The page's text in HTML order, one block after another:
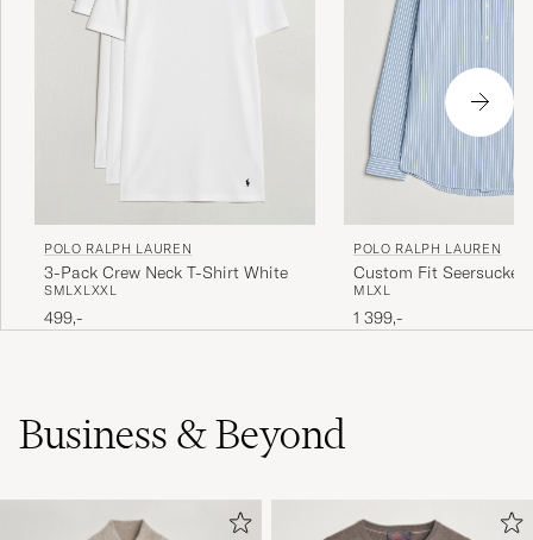
POLO RALPH LAUREN
3-Pack Crew Neck T-Shirt White
SMLXLXXL
499,-
POLO RALPH LAUREN
Custom Fit
Stripe Shirt Blue
M LXL
1 399,-
Business & Beyond